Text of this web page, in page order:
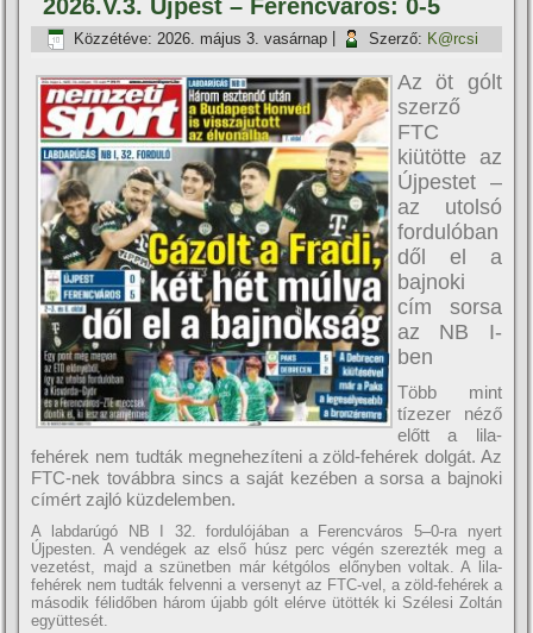
2026.V.3. Újpest – Ferencváros: 0-5
Közzétéve: 2026. május 3. vasárnap Szerző: K@rcsi
Az öt gólt
szerző
FTC
kiütötte az
Újpestet –
az utolsó
fordulóban
dől el a
bajnoki
cím sorsa
az NB I-
ben
Több mint
tízezer néző
előtt a lila-
fehérek nem tudták megnehezíteni a zöld-fehérek dolgát. Az
FTC-nek továbbra sincs a saját kezében a sorsa a bajnoki
címért zajló küzdelemben.
A labdarúgó NB I 32. fordulójában a Ferencváros 5–0-ra nyert
Újpesten. A vendégek az első húsz perc végén szerezték meg a
vezetést, majd a szünetben már kétgólos előnyben voltak. A lila-
fehérek nem tudták felvenni a versenyt az FTC-vel, a zöld-fehérek a
második félidőben három újabb gólt elérve ütötték ki Szélesi Zoltán
együttesét.